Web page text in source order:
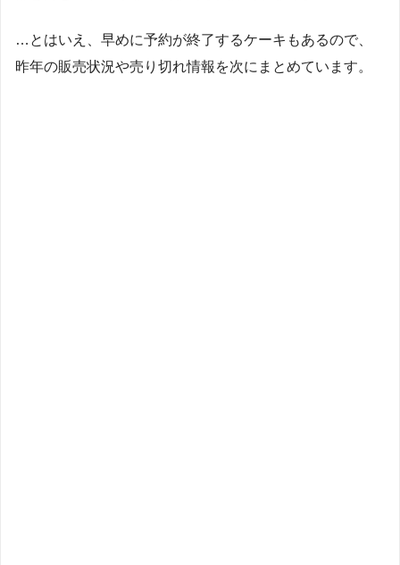
…とはいえ、早めに予約が終了するケーキもあるので、
昨年の販売状況や売り切れ情報を次にまとめています。